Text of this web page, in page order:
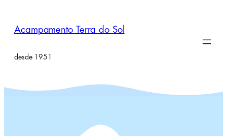
Acampamento Terra do Sol
desde 1951